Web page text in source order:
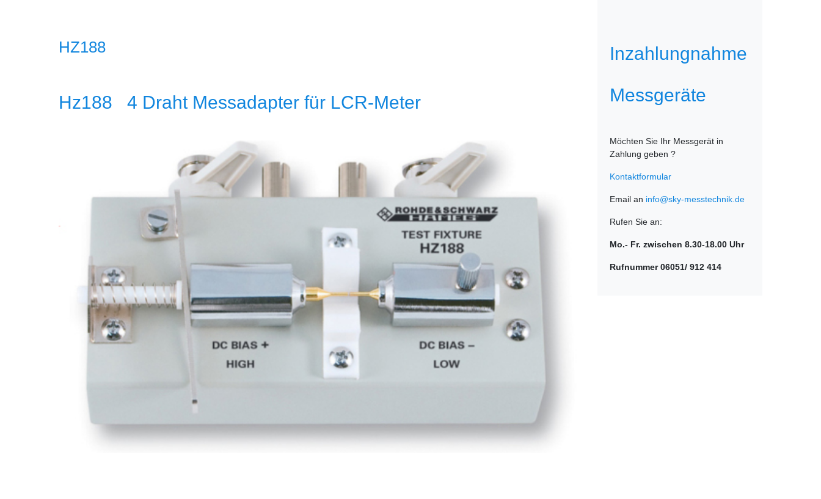
HZ188
Hz188 4 Draht Messadapter für LCR-Meter
Inzahlungnahme
Messgeräte
Möchten Sie Ihr Messgerät in
Zahlung geben ?
Kontaktformular
Email an info@sky-messtechnik.de
Rufen Sie an:
Mo.- Fr. zwischen 8.30-18.00 Uhr
Rufnummer 06051/ 912 414